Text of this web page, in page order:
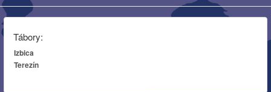
Tábory:
Izbica
Terezín